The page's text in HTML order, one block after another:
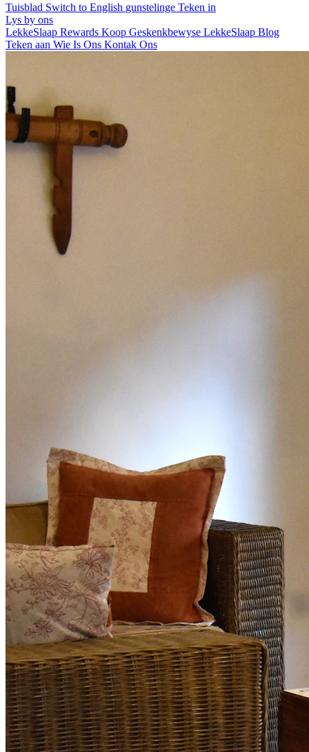
Tuisblad Switch to English gunstelinge Teken in
Lys by ons
LekkeSlaap Rewards Koop Geskenkbewyse LekkeSlaap Blog
Teken aan Wie Is Ons Kontak Ons